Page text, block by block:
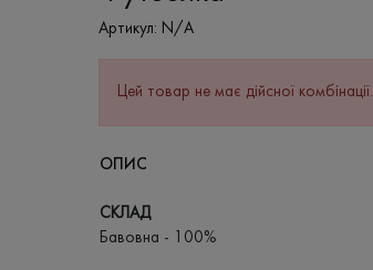
Артикул: N/A
Цей товар не має дійсної комбінації.
ОПИС
СКЛАД
Бавовна - 100%